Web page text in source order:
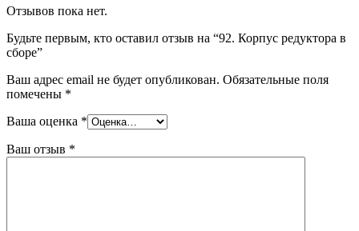
Отзывов пока нет.
Будьте первым, кто оставил отзыв на “92. Корпус редуктора в
сборе”
Ваш адрес email не будет опубликован. Обязательные поля
помечены *
Ваша оценка *
Ваш отзыв *